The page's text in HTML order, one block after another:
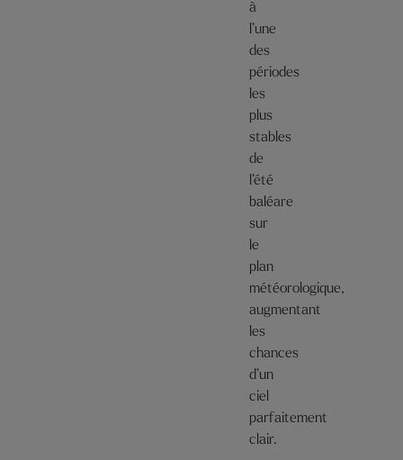
à
l’une
des
périodes
les
plus
stables
de
l’été
baléare
sur
le
plan
météorologique,
augmentant
les
chances
d’un
ciel
parfaitement
clair.